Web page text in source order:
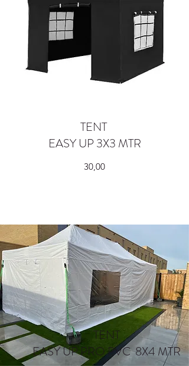
TENT
EASY UP 3X3 MTR
30,00
TENT
EASY UP PRO PVC 8X4 MTR